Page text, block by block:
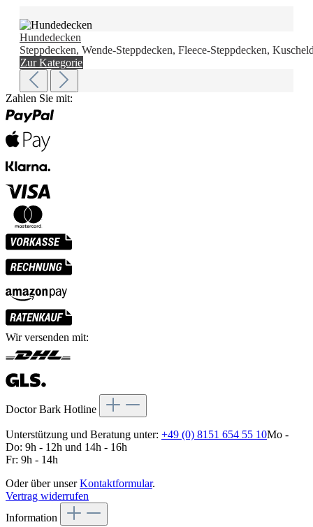
Hundedecken
Steppdecken, Wende-Steppdecken, Fleece-Steppdecken,
Zur Kategorie
Zahlen Sie mit:
Wir versenden mit:
Doctor Bark Hotline
Unterstützung und Beratung unter: +49 (0) 8151 654 55 10Mo -
Do: 9h - 12h und 14h - 16h
Fr: 9h - 14h
Oder über unserKontaktformular.
Vertrag widerrufen
Information